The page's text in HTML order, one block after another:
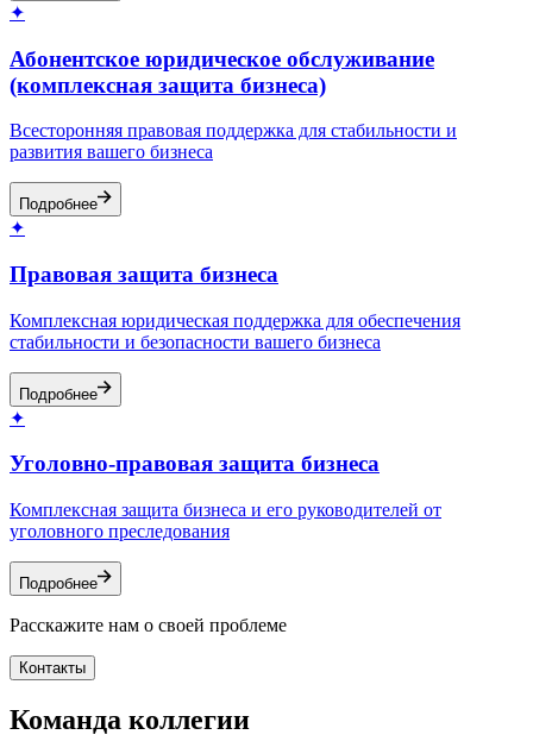
✦
Абонентское юридическое обслуживание
(комплексная защита бизнеса)
Всесторонняя правовая поддержка для стабильности и
развития вашего бизнеса
Подробнее
✦
Правовая защита бизнеса
Комплексная юридическая поддержка для обеспечения
стабильности и безопасности вашего бизнеса
Подробнее
✦
Уголовно-правовая защита бизнеса
Комплексная защита бизнеса и его руководителей от
уголовного преследования
Подробнее
Расскажите нам о своей проблеме
Контакты
Команда коллегии